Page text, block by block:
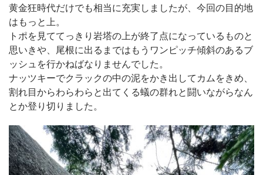
黄金狂時代だけでも相当に充実しましたが、今回の目的地
はもっと上。
トポを見ててっきり岩塔の上が終了点になっているものと
思いきや、尾根に出るまではもうワンピッチ傾斜のあるブ
ッシュを行かねばなりませんでした。
ナッツキーでクラックの中の泥をかき出してカムをきめ、
割れ目からわらわらと出てくる蟻の群れと闘いながらなん
とか登り切りました。